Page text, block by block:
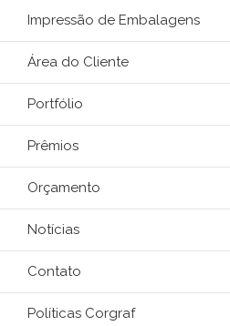
Impressão de Embalagens
Área do Cliente
Portfólio
Prêmios
Orçamento
Notícias
Contato
Políticas Corgraf